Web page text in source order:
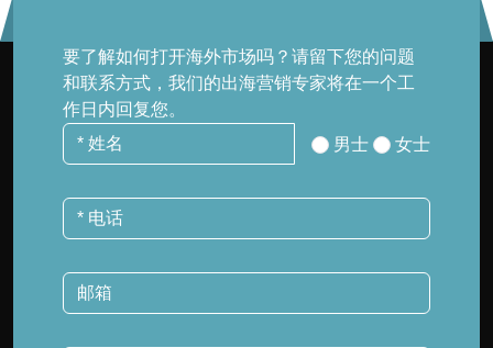
要了解如何打开海外市场吗？请留下您的问题
和联系方式，我们的出海营销专家将在一个工
作日内回复您。
男士
女士